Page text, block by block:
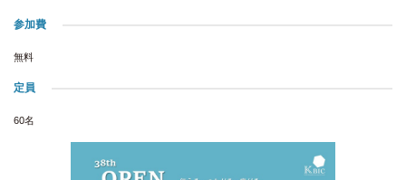
参加費
無料
定員
60名